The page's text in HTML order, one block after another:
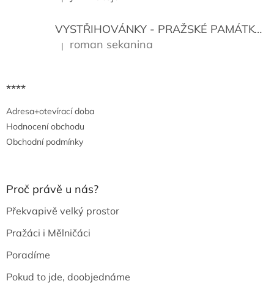
VYSTŘIHOVÁNKY - PRAŽSKÉ PAMÁTKY
Hodnocení produktu je 5 z 5 hvězdiček.
| roman sekanina
****
Adresa+otevírací doba
Hodnocení obchodu
Obchodní podmínky
Proč právě u nás?
Překvapivě velký prostor
Pražáci i Mělničáci
Poradíme
Pokud to jde, doobjednáme